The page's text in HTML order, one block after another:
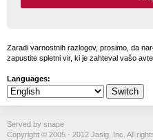
Zaradi varnostnih razlogov, prosimo, da
zapustite spletni vir, ki je zahteval vašo
Languages:
Served by snape
Copyright © 2005 - 2012 Jasig, Inc. All